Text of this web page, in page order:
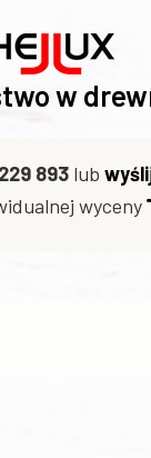
w
893lub
wyceny